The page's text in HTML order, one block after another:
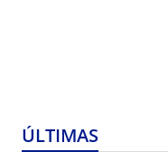
ÚLTIMAS